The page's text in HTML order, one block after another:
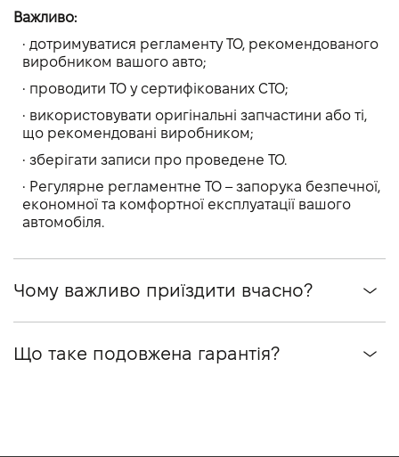
Важливо:
• дотримуватися регламенту ТО, рекомендованого
виробником вашого авто;
• проводити ТО у сертифікованих СТО;
• використовувати оригінальні запчастини або ті,
що рекомендовані виробником;
• зберігати записи про проведене ТО.
• Регулярне регламентне ТО – запорука безпечної,
економної та комфортної експлуатації вашого
автомобіля.
Чому важливо приїздити вчасно?
Що таке подовжена гарантія?